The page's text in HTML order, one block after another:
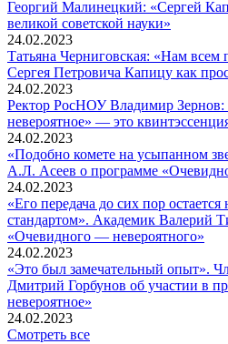
Георгий Малинецкий: «Сергей
великой советской науки»
24.02.2023
Татьяна Черниговская: «Нам всем
Сергея Петровича Капицу как
24.02.2023
Ректор РосНОУ Владимир
невероятное» — это
24.02.2023
«Подобно комете на усыпанном
А.Л. Асеев о программе
24.02.2023
«Его передача до сих пор
стандартом». Академик Валерий
«Очевидного — невероятного»
24.02.2023
«Это был замечательный опыт».
Дмитрий Горбунов об участии в
невероятное»
24.02.2023
Смотреть все